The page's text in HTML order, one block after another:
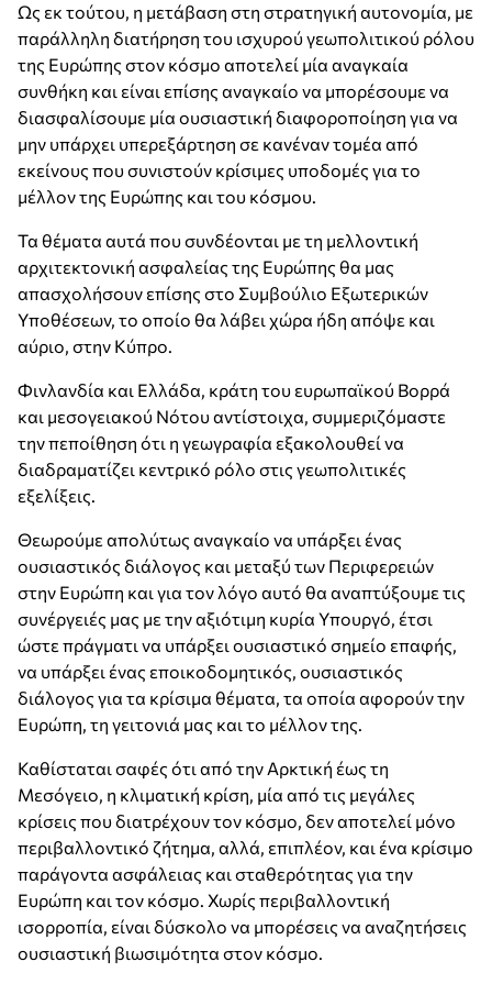
Ως εκ τούτου, η μετάβαση στη στρατηγική αυτονομία, με
παράλληλη διατήρηση του ισχυρού γεωπολιτικού ρόλου
της Ευρώπης στον κόσμο αποτελεί μία αναγκαία
συνθήκη και είναι επίσης αναγκαίο να μπορέσουμε να
διασφαλίσουμε μία ουσιαστική διαφοροποίηση για να
μην υπάρχει υπερεξάρτηση σε κανέναν τομέα από
εκείνους που συνιστούν κρίσιμες υποδομές για το
μέλλον της Ευρώπης και του κόσμου.
Τα θέματα αυτά που συνδέονται με τη μελλοντική
αρχιτεκτονική ασφαλείας της Ευρώπης θα μας
απασχολήσουν επίσης στο Συμβούλιο Εξωτερικών
Υποθέσεων, το οποίο θα λάβει χώρα ήδη απόψε και
αύριο, στην Κύπρο.
Φινλανδία και Ελλάδα, κράτη του ευρωπαϊκού Βορρά
και μεσογειακού Νότου αντίστοιχα, συμμεριζόμαστε
την πεποίθηση ότι η γεωγραφία εξακολουθεί να
διαδραματίζει κεντρικό ρόλο στις γεωπολιτικές
εξελίξεις.
Θεωρούμε απολύτως αναγκαίο να υπάρξει ένας
ουσιαστικός διάλογος και μεταξύ των Περιφερειών
στην Ευρώπη και για τον λόγο αυτό θα αναπτύξουμε τις
συνέργειές μας με την αξιότιμη κυρία Υπουργό, έτσι
ώστε πράγματι να υπάρξει ουσιαστικό σημείο επαφής,
να υπάρξει ένας εποικοδομητικός, ουσιαστικός
διάλογος για τα κρίσιμα θέματα, τα οποία αφορούν την
Ευρώπη, τη γειτονιά μας και το μέλλον της.
Καθίσταται σαφές ότι από την Αρκτική έως τη
Μεσόγειο, η κλιματική κρίση, μία από τις μεγάλες
κρίσεις που διατρέχουν τον κόσμο, δεν αποτελεί μόνο
περιβαλλοντικό ζήτημα, αλλά, επιπλέον, και ένα κρίσιμο
παράγοντα ασφάλειας και σταθερότητας για την
Ευρώπη και τον κόσμο. Χωρίς περιβαλλοντική
ισορροπία, είναι δύσκολο να μπορέσεις να αναζητήσεις
ουσιαστική βιωσιμότητα στον κόσμο.